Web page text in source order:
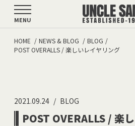
MENU
HOME NEWS & BLOG
BLOG
POST OVERALLS / 楽しいレイヤリング
2021.09.24 BLOG
POST OVERALLS / 楽